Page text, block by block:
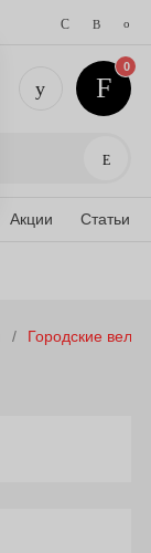
Поиск
+7
0
Акции Статьи
Городские